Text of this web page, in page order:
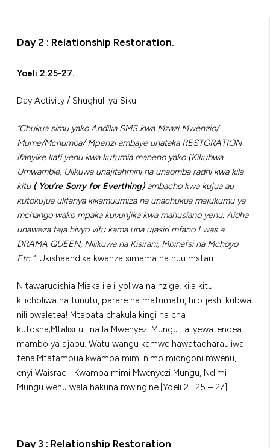
Day 2 : Relationship Restoration.
Yoeli 2:25-27.
Day Activity / Shughuli ya Siku.
“Chukua simu yako Andika SMS kwa Mzazi Mwenzio/
Mume/Mchumba/ Mpenzi ambaye unataka RESTORATION
ifanyike kati yenu kwa kutumia maneno yako (Kikubwa
Umwambie, Ulikuwa unajitahmini na unaomba radhi kwa kila
kitu( You’re Sorry for Everthing)ambacho kwa kujua au
kutokujua ulifanya kikamuumiza na unachukua majukumu ya
mchango wako mpaka kuvunjika kwa mahusiano yenu. Aidha
unaweza taja hivyo vitu kama una ujasiri mfano I was a
DRAMA QUEEN, Nilikuwa na Kisirani, Mbinafsi na Mchoyo
Etc.”Ukishaandika kwanza simama na huu mstari.
Nitawarudishia Miaka ile iliyoliwa na nzige, kila kitu
kilicholiwa na tunutu, parare na matumatu, hilo jeshi kubwa
nililowaletea! Mtapata chakula kingi na cha
kutosha;Mtalisifu jina la Mwenyezi Mungu , aliyewatendea
mambo ya ajabu. Watu wangu kamwe hawatadharauliwa
tena.Mtatambua kwamba mimi nimo miongoni mwenu,
enyi Waisraeli; Kwamba mimi Mwenyezi Mungu, Ndimi
Mungu wenu wala hakuna mwingine.[Yoeli 2 : 25 – 27]
Day 3 : Relationship Restoration